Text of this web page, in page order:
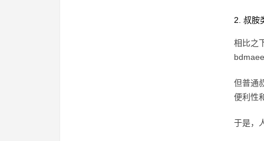
2. 叔胺
相比之
但普通
便利性
于是，